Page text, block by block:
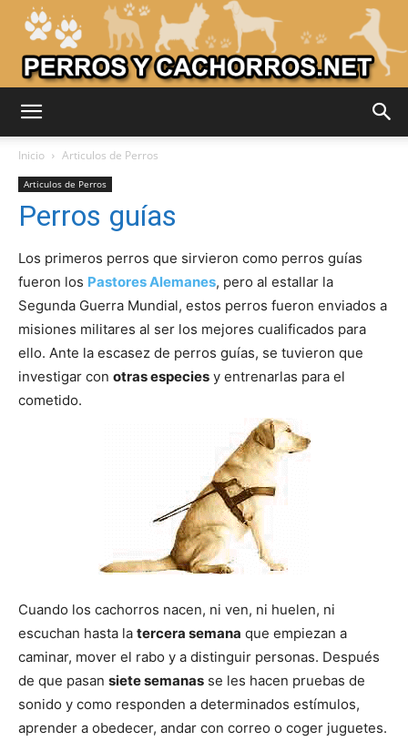
–
Razas
Perros
–
Fotos
Inicio Articulos de Perros
Articulos de Perros
Perros guías
Los primeros perros que sirvieron como perros guías
fueron los Pastores Alemanes, pero al estallar la
Segunda Guerra Mundial, estos perros fueron enviados a
misiones militares al ser los mejores cualificados para
ello. Ante la escasez de perros guías, se tuvieron que
investigar con otras especies y entrenarlas para el
cometido.
Cuando los cachorros nacen, ni ven, ni huelen, ni
escuchan hasta la tercera semana que empiezan a
caminar, mover el rabo y a distinguir personas. Después
de que pasan siete semanas se les hacen pruebas de
sonido y como responden a determinados estímulos,
aprender a obedecer, andar con correo o coger juguetes.